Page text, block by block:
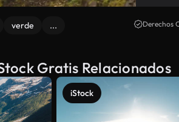
verde ... Derechos
Gratis Relacionados
iStock